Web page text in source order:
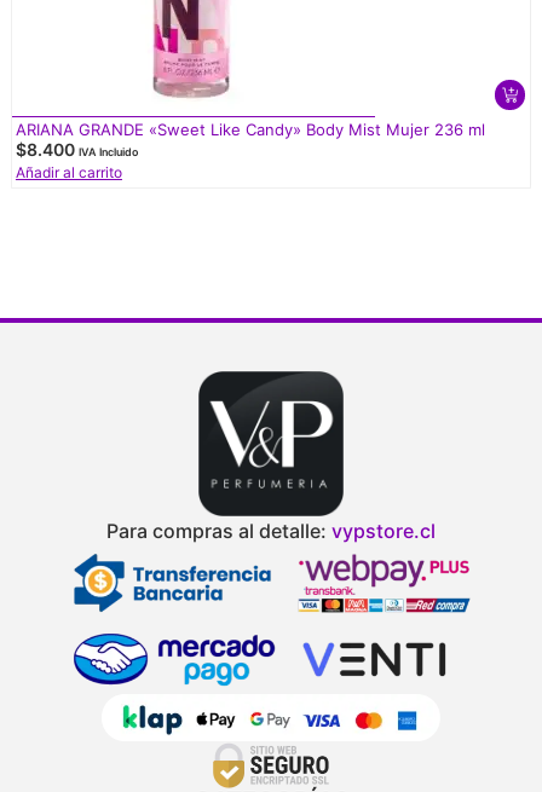
ARIANA GRANDE «Sweet Like Candy» Body Mist Mujer 236 ml
$8.400 IVA Incluido
Añadir al carrito
Para compras al detalle: vypstore.cl